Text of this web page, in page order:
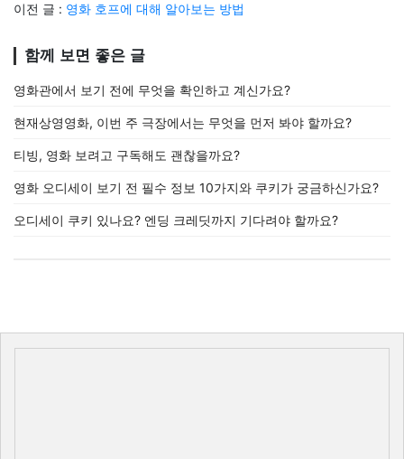
이전 글 : 영화 호프에 대해 알아보는 방법
함께 보면 좋은 글
영화관에서 보기 전에 무엇을 확인하고 계신가요?
현재상영영화, 이번 주 극장에서는 무엇을 먼저 봐야 할까요?
티빙, 영화 보려고 구독해도 괜찮을까요?
영화 오디세이 보기 전 필수 정보 10가지와 쿠키가 궁금하신가요?
오디세이 쿠키 있나요? 엔딩 크레딧까지 기다려야 할까요?